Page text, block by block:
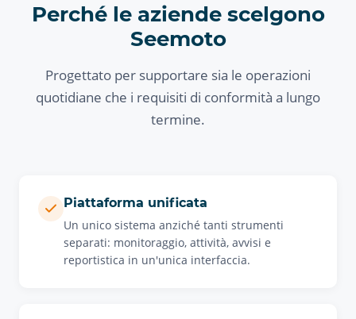
Perché le aziende scelgono
Seemoto
Progettato per supportare sia le operazioni
quotidiane che i requisiti di conformità a lungo
termine.
Piattaforma unificata
Un unico sistema anziché tanti strumenti
separati: monitoraggio, attività, avvisi e
reportistica in un'unica interfaccia.